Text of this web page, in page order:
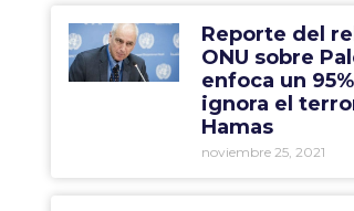
Reporte del
ONU sobre
enfoca un
ignora el
Hamas
noviembre 25, 2021